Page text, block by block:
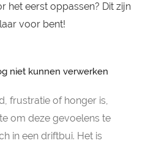
het eerst oppassen? Dit zijn
voor bent!
niet kunnen verwerken
frustratie of honger is,
om deze gevoelens te
in een driftbui. Het is